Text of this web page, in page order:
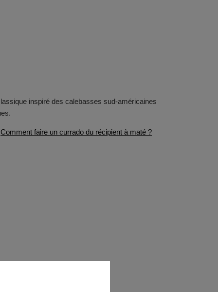
inspiré des calebasses sud-américaines
Comment faire un currado du récipient à maté ?